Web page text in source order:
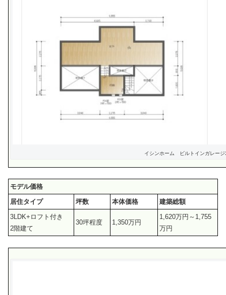
イシンホーム ビルトインガレー
モデル価格
居住タイプ
坪数 本体価格
建築総額
3LDK+ロフト付き
2階建て
30坪程度 1,350万円
1,620万円～1,755
万円